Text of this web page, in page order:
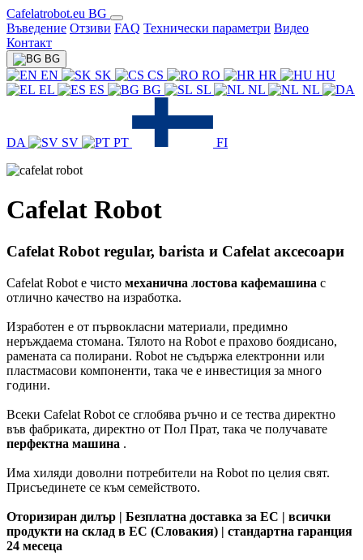
Cafelatrobot.eu BG
Въведение Отзиви FAQ Технически параметри Видео
Контакт
BG
EN SK CS RO HR
HU
EL
ES BG SL NL NL
DA SV PT FI
Cafelat Robot
Cafelat Robot regular, barista и Cafelat аксесоари
Cafelat Robot е чисто механична лостова кафемашина с
отлично качество на изработка.
Изработен е от първокласни материали, предимно
неръждаема стомана. Тялото на Robot е прахово боядисано,
рамената са полирани. Robot не съдържа електронни или
пластмасови компоненти, така че е инвестиция за много
години.
Всеки Cafelat Robot се сглобява ръчно и се тества директно
във фабриката, директно от Пол Прат, така че получавате
перфектна машина .
Има хиляди доволни потребители на Robot по целия свят.
Присъединете се към семейството.
Оторизиран дилър | Безплатна доставка за ЕС | всички
продукти на склад в ЕС (Словакия) | стандартна гаранция
24 месеца